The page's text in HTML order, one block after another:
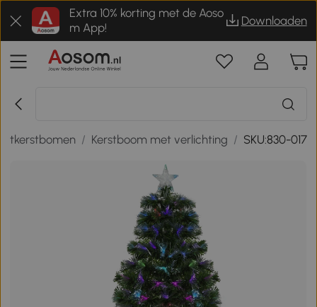
Extra 10% korting met de Aoso
m App!
Downloaden
/ Kerstboom met verlichting / SKU:830-017